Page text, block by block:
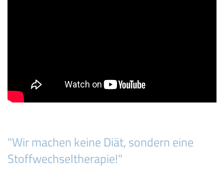
"Wir machen keine Diät, sondern eine
Stoffwechseltherapie!"